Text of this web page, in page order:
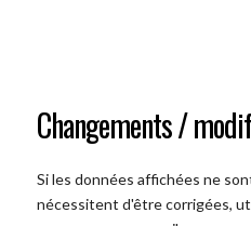
Changements /
Si les données affichées ne
nécessitent d'être corrigées,